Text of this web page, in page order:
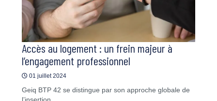
Accès au logement : un frein majeur à
l’engagement professionnel
01 juillet 2024
Geiq BTP 42 se distingue par son approche globale de
l’insertion.